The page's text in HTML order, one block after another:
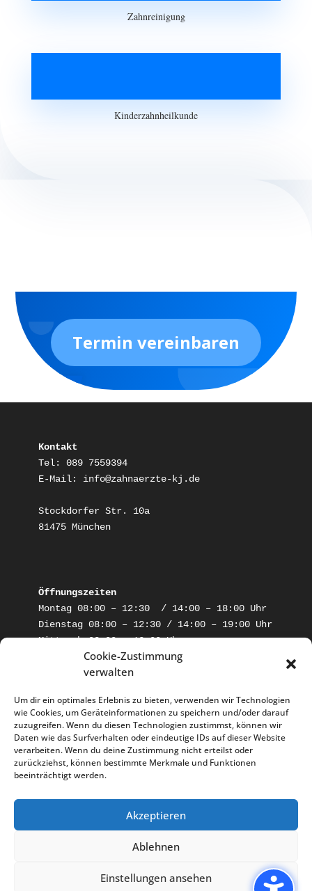
Cookie-Zustimmung
verwalten
Um dir ein optimales Erlebnis zu bieten, verwenden wir Technologien
wie Cookies, um Geräteinformationen zu speichern und/oder darauf
zuzugreifen. Wenn du diesen Technologien zustimmst, können wir
Daten wie das Surfverhalten oder eindeutige IDs auf dieser Website
verarbeiten. Wenn du deine Zustimmung nicht erteilst oder
zurückziehst, können bestimmte Merkmale und Funktionen
beeinträchtigt werden.
Akzeptieren
Ablehnen
Einstellungen ansehen
Zahnreinigung
Kinderzahnheilkunde
Termin vereinbaren
Kontakt
Tel: 089 7559394
E-Mail: info@zahnaerzte-kj.de
Stockdorfer Str. 10a
81475 München
Öffnungszeiten
Montag 08:00 – 12:30  / 14:00 – 18:00 Uhr
Dienstag 08:00 – 12:30 / 14:00 – 19:00 Uhr
Mittwoch 08:00 – 13:00 Uhr
Donnerstag 08:00 – 12:30 / 14:00 – 18:00
Freitag 09:00 – 14:00 Uhr
Impressum
Datenschutz
Cookie-Richtlinien
ZFA-gesucht